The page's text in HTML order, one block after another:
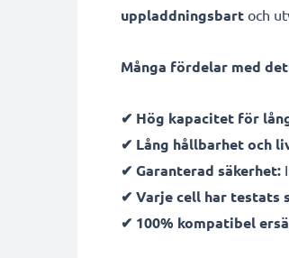
uppladdningsbart och
Många fördelar med
✔ Hög kapacitet för
✔ Lång hållbarhet och
✔ Garanterad säkerhet:
✔ Varje cell har testats
✔ 100% kompatibel